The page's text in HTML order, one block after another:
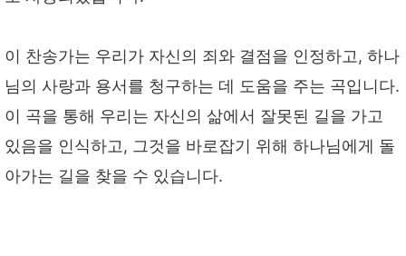
이 찬송가는 우리가 자신의 죄와 결점을 인정하고, 하나
님의 사랑과 용서를 청구하는 데 도움을 주는 곡입니다.
이 곡을 통해 우리는 자신의 삶에서 잘못된 길을 가고
있음을 인식하고, 그것을 바로잡기 위해 하나님에게 돌
아가는 길을 찾을 수 있습니다.